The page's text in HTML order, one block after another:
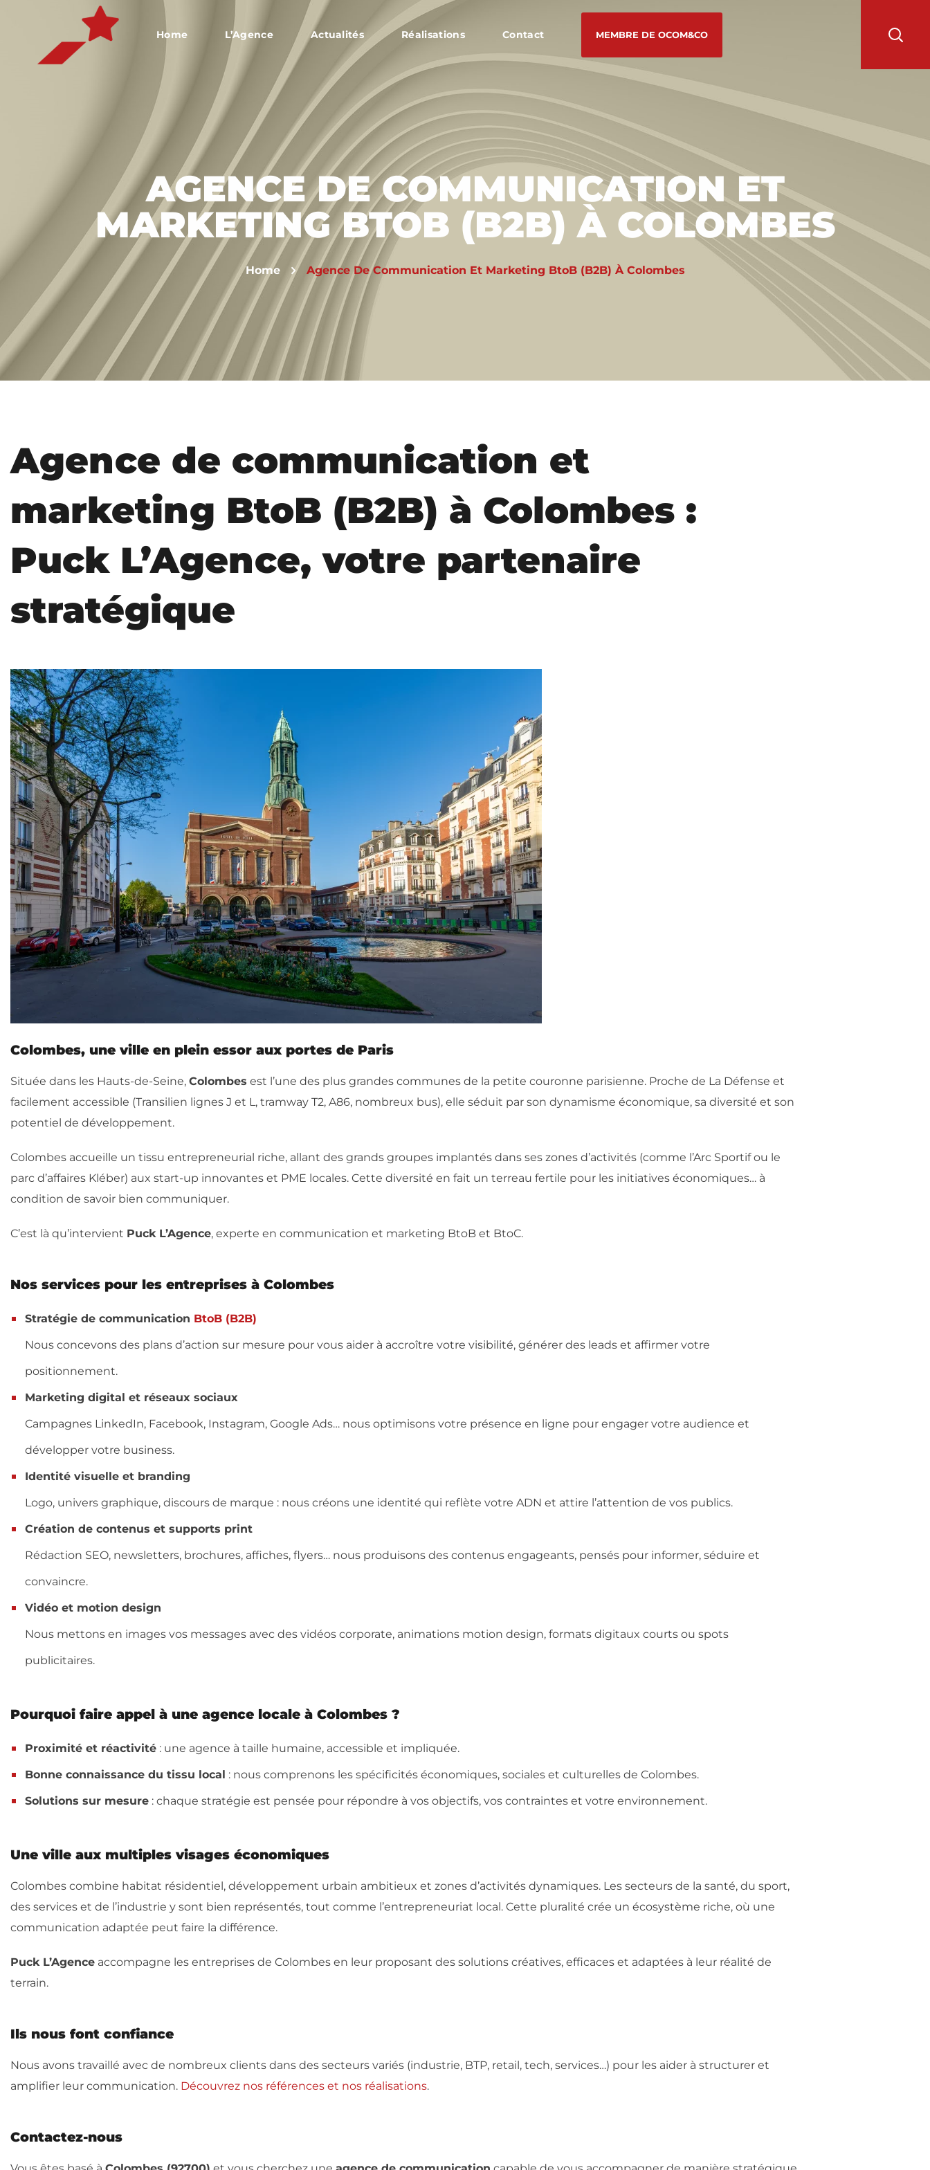
Home L’Agence Actualités Réalisations Contact MEMBRE DE OCOM&CO
AGENCE DE COMMUNICATION ET
MARKETING BTOB (B2B) À COLOMBES
Home Agence De Communication Et Marketing BtoB (B2B) À Colombes
Agence de communication et
marketing BtoB (B2B) à Colombes :
Puck L’Agence, votre partenaire
stratégique
Colombes, une ville en plein essor aux portes de Paris
Située dans les Hauts-de-Seine, Colombes est l’une des plus grandes communes de la petite couronne parisienne. Proche de La Défense et
facilement accessible (Transilien lignes J et L, tramway T2, A86, nombreux bus), elle séduit par son dynamisme économique, sa diversité et son
potentiel de développement.
Colombes accueille un tissu entrepreneurial riche, allant des grands groupes implantés dans ses zones d’activités (comme l’Arc Sportif ou le
parc d’affaires Kléber) aux start-up innovantes et PME locales. Cette diversité en fait un terreau fertile pour les initiatives économiques… à
condition de savoir bien communiquer.
C’est là qu’intervient Puck L’Agence, experte en communication et marketing BtoB et BtoC.
Nos services pour les entreprises à Colombes
Stratégie de communication BtoB (B2B)
Nous concevons des plans d’action sur mesure pour vous aider à accroître votre visibilité, générer des leads et affirmer votre
positionnement.
Marketing digital et réseaux sociaux
Campagnes LinkedIn, Facebook, Instagram, Google Ads… nous optimisons votre présence en ligne pour engager votre audience et
développer votre business.
Identité visuelle et branding
Logo, univers graphique, discours de marque : nous créons une identité qui reflète votre ADN et attire l’attention de vos publics.
Création de contenus et supports print
Rédaction SEO, newsletters, brochures, affiches, flyers… nous produisons des contenus engageants, pensés pour informer, séduire et
convaincre.
Vidéo et motion design
Nous mettons en images vos messages avec des vidéos corporate, animations motion design, formats digitaux courts ou spots
publicitaires.
Pourquoi faire appel à une agence locale à Colombes ?
Proximité et réactivité : une agence à taille humaine, accessible et impliquée.
Bonne connaissance du tissu local : nous comprenons les spécificités économiques, sociales et culturelles de Colombes.
Solutions sur mesure : chaque stratégie est pensée pour répondre à vos objectifs, vos contraintes et votre environnement.
Une ville aux multiples visages économiques
Colombes combine habitat résidentiel, développement urbain ambitieux et zones d’activités dynamiques. Les secteurs de la santé, du sport,
des services et de l’industrie y sont bien représentés, tout comme l’entrepreneuriat local. Cette pluralité crée un écosystème riche, où une
communication adaptée peut faire la différence.
Puck L’Agence accompagne les entreprises de Colombes en leur proposant des solutions créatives, efficaces et adaptées à leur réalité de
terrain.
Ils nous font confiance
Nous avons travaillé avec de nombreux clients dans des secteurs variés (industrie, BTP, retail, tech, services…) pour les aider à structurer et
amplifier leur communication. Découvrez nos références et nos réalisations.
Contactez-nous